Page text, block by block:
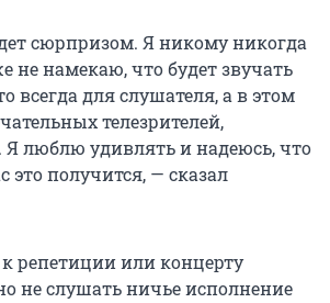
сюрпризом. Я никому никогда
не намекаю, что будет звучать
всегда для слушателя, а в этом
телезрителей,
Я люблю удивлять и надеюсь, что
это получится, — сказал
репетиции или концерту
не слушать ничье исполнение